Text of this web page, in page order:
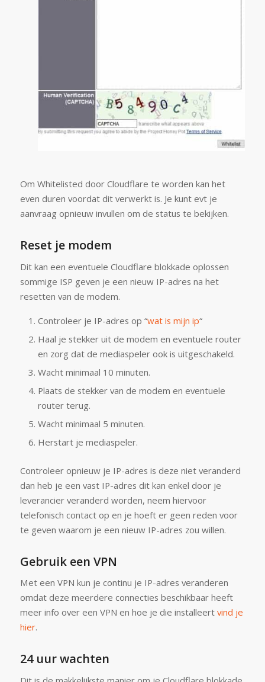
Om Whitelisted door Cloudflare te worden kan het
even duren voordat dit verwerkt is. Je kunt evt je
aanvraag opnieuw invullen om de status te bekijken.
Reset je modem
Dit kan een eventuele Cloudflare blokkade oplossen
sommige ISP geven je een nieuw IP-adres na het
resetten van de modem.
Controleer je IP-adres op “wat is mijn ip“
Haal je stekker uit de modem en eventuele router
en zorg dat de mediaspeler ook is uitgeschakeld.
Wacht minimaal 10 minuten.
Plaats de stekker van de modem en eventuele
router terug.
Wacht minimaal 5 minuten.
Herstart je mediaspeler.
Controleer opnieuw je IP-adres is deze niet veranderd
dan heb je een vast IP-adres dit kan enkel door je
leverancier veranderd worden, neem hiervoor
telefonisch contact op en je hoeft er geen reden voor
te geven waarom je een nieuw IP-adres zou willen.
Gebruik een VPN
Met een VPN kun je continu je IP-adres veranderen
omdat deze meerdere connecties beschikbaar heeft
meer info over een VPN en hoe je die installeert vind je
hier.
24 uur wachten